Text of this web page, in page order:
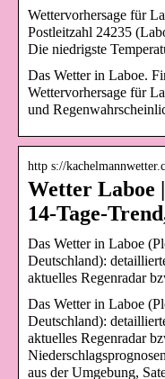
Wettervorhersage für
Postleitzahl 24235
Die niedrigste
Das Wetter in Laboe.
Wettervorhersage für
und
http s://
Wetter Laboe
14-Tage-
Das Wetter in Laboe
Deutschland):
aktuelles Regenradar
Das Wetter in Laboe
Deutschland):
aktuelles Regenradar
aus der Umgebung,